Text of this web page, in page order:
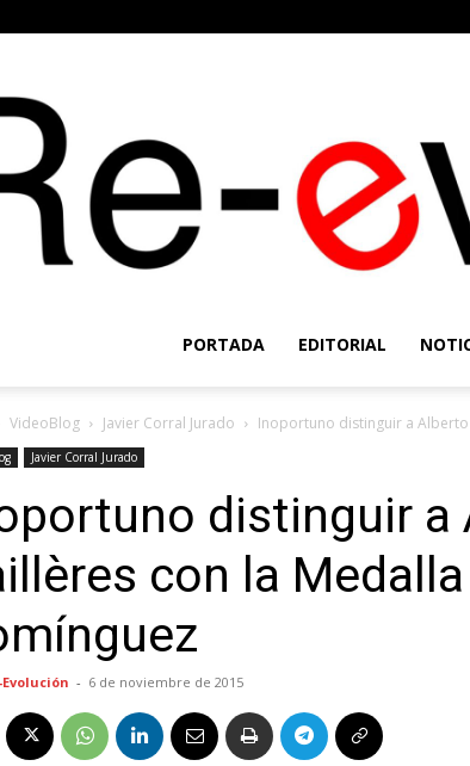
PORTADA EDITORIAL
VideoBlog Javier Corral Jurado Inoportuno distinguir a
Javier Corral Jurado
distinguir a
con la
Evolución - 6 de noviembre de 2015